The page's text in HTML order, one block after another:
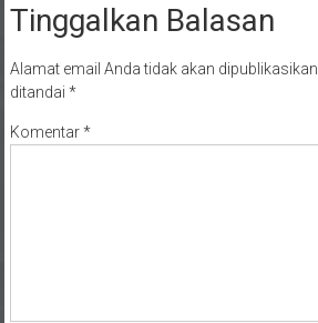
Tinggalkan Balasan
Alamat email Anda tidak akan dipublikasikan.
ditandai *
Komentar*